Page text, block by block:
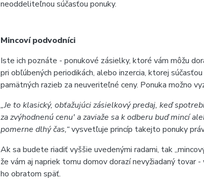
neoddeliteľnou súčasťou ponuky.
Mincoví podvodníci
Iste ich poznáte - ponukové zásielky, ktoré vám môžu
pri obľúbených periodikách, alebo inzercia, ktorej
pamätných razieb za neuveriteľné ceny. Ponuka možno
„Je to klasický, obťažujúci zásielkový predaj, keď
za zvýhodnenú cenu' a zaviaže sa k odberu buď mincí
pomerne dlhý čas,“vysvetľuje princíp takejto ponuky
Ak sa budete riadiť vyššie uvedenými radami, tak
že vám aj napriek tomu domov dorazí nevyžiadaný
ho obratom späť.